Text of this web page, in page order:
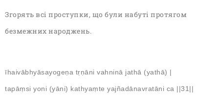
Згорять всі проступки, що були набуті протягом
безмежних народжень.
īhaivābhyāsayogeṇa tṛṇāni vahninā jathā (yathā) |
tapāṃsi yoni (yāni) kathyaṃte yajñadānavratāni ca ||31||